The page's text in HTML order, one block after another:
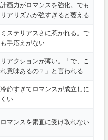
計画力がロマンスを強化。でも
リアリズムが強すぎると萎える
ミステリアスさに惹かれる。で
も手応えがない
リアクションが薄い。「で、こ
れ意味あるの？」と言われる
冷静すぎてロマンスが成立しに
くい
ロマンスを素直に受け取れない